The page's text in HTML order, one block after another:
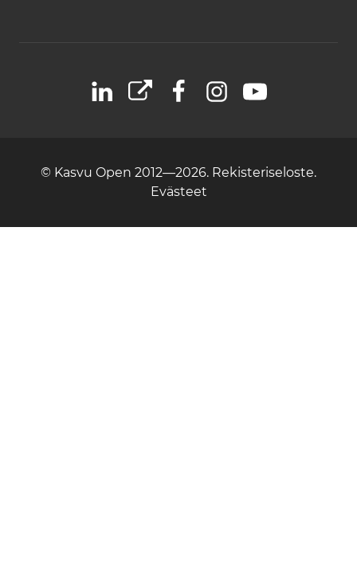
LinkedIn
X FacebookInstagramYouTube
© Kasvu Open 2012—2026. Rekisteriseloste.
Evästeet